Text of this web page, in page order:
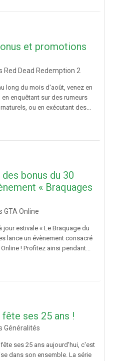
et promotions
Red Dead Redemption 2
long du mois d'août, venez en
enquêtant sur des rumeurs
ou en exécutant des...
des bonus du 30
« Braquages
GTA Online
estivale « Le Braquage du
lance un évènement consacré
! Profitez ainsi pendant...
ses 25 ans !
Généralités
ses 25 ans aujourd'hui, c'est
dans son ensemble. La série